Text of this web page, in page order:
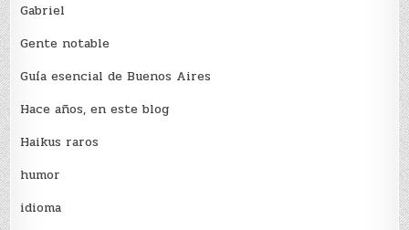
Gabriel
Gente notable
Guía esencial de Buenos Aires
Hace años, en este blog
Haikus raros
humor
idioma